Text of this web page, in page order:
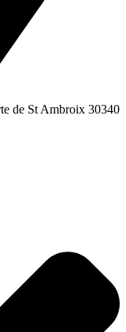
de St Ambroix 30340